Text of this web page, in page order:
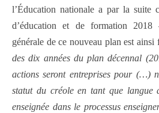
l’Éducation nationale a par la suite
d’éducation et de formation
générale de ce nouveau plan est ainsi
des dix années du plan décennal
actions seront entreprises pour (…)
statut du créole en tant que langue
enseignée dans le processus